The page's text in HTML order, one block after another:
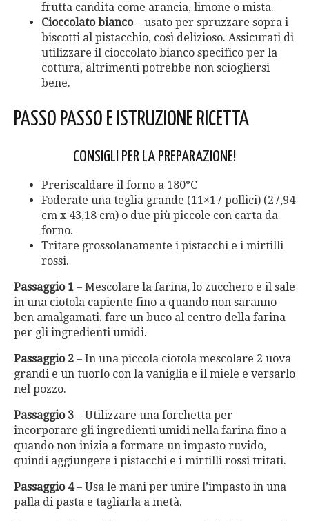
frutta candita come arancia, limone o mista.
Cioccolato bianco– usato per spruzzare sopra i
biscotti al pistacchio, così delizioso. Assicurati di
utilizzare il cioccolato bianco specifico per la
cottura, altrimenti potrebbe non sciogliersi
bene.
PASSO PASSO E ISTRUZIONE RICETTA
CONSIGLI PER LA PREPARAZIONE!
Preriscaldare il forno a 180°C
Foderate una teglia grande (11×17 pollici) (27,94
cm x 43,18 cm) o due più piccole con carta da
forno.
Tritare grossolanamente i pistacchi e i mirtilli
rossi.
Passaggio 1 – Mescolare la farina, lo zucchero e il sale
in una ciotola capiente fino a quando non saranno
ben amalgamati. fare un buco al centro della farina
per gli ingredienti umidi.
Passaggio 2 – In una piccola ciotola mescolare 2 uova
grandi e un tuorlo con la vaniglia e il miele e versarlo
nel pozzo.
Passaggio 3 – Utilizzare una forchetta per
incorporare gli ingredienti umidi nella farina fino a
quando non inizia a formare un impasto ruvido,
quindi aggiungere i pistacchi e i mirtilli rossi tritati.
Passaggio 4– Usa le mani per unire l’impasto in una
palla di pasta e tagliarla a metà.